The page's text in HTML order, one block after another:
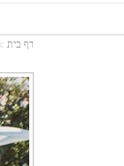
דף בית